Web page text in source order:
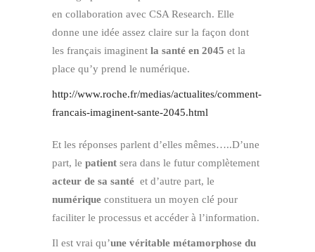
en collaboration avec CSA Research. Elle
donne une idée assez claire sur la façon dont
les français imaginent la santé en 2045 et la
place qu’y prend le numérique.
http://www.roche.fr/medias/actualites/comment-
francais-imaginent-sante-2045.html
Et les réponses parlent d’elles mêmes…..D’une
part, le patient sera dans le futur complètement
acteur de sa santé et d’autre part, le
numérique constituera un moyen clé pour
faciliter le processus et accéder à l’information.
Il est vrai qu’une véritable métamorphose du